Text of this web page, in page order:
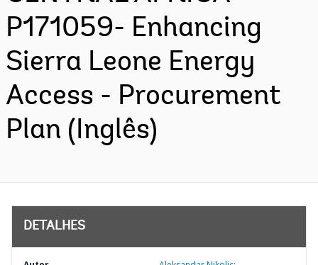
P171059- Enhancing
Sierra Leone Energy
Access - Procurement
Plan (Inglês)
DETALHES